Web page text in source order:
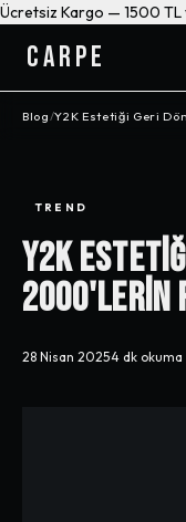
Ücretsiz Kargo — 1500 TL
CARPE
Blog/
TREND
Y2K
2000'lerin
28 Nisan 2025·4 dk okuma